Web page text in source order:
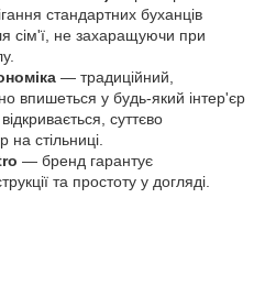
стандартних буханців
сім'ї, не захаращуючи при
— традиційний,
впишеться у будь-який інтер'єр
суттєво
стільниці.
— бренд гарантує
та простоту у догляді.